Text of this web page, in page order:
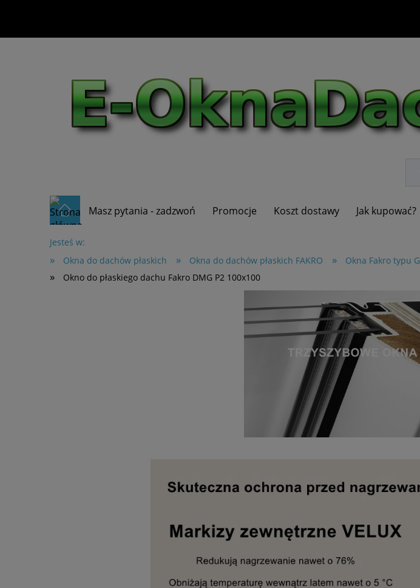
Masz pytania - zadzwoń Promocje Koszt dostawy Jak kupować?
Jesteś w:
» Okna do dachów płaskich » Okna do dachów płaskich FAKRO » Okna Fakro typu G
» Okno do płaskiego dachu Fakro DMG P2 100x100